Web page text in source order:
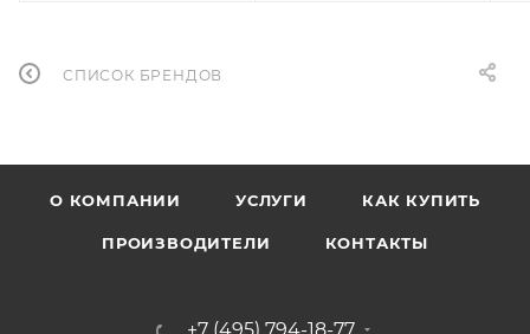
СПИСОК БРЕНДОВ
О КОМПАНИИ УСЛУГИ КАК КУПИТЬ
ПРОИЗВОДИТЕЛИ КОНТАКТЫ